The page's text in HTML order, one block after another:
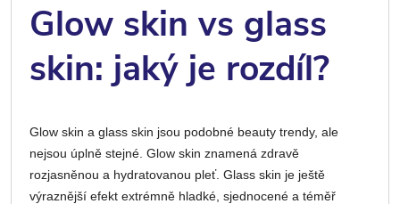
Glow skin vs glass
skin: jaký je rozdíl?
Glow skin a glass skin jsou podobné beauty trendy, ale
nejsou úplně stejné. Glow skin znamená zdravě
rozjasněnou a hydratovanou pleť. Glass skin je ještě
výraznější efekt extrémně hladké, sjednocené a téměř